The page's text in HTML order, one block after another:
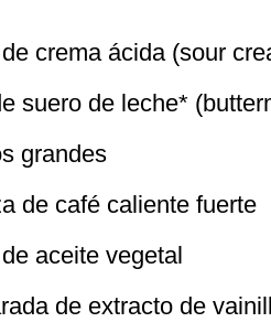
crema ácida (sour
suero de leche*
grandes
de café caliente fuerte
aceite vegetal
de extracto de